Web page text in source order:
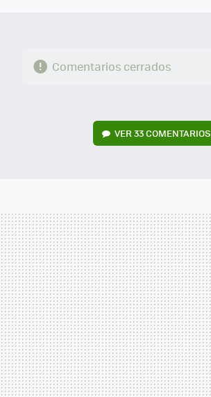
Comentarios cerrados
VER33 COMENTARIOS